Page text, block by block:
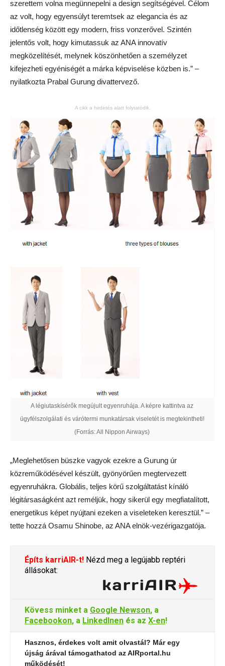
szerettem volna megünnepelni a design segítségével. Célom
az volt, hogy egyensúlyt teremtsek az elegancia és az
időtlenség között egy modern, friss vonzerővel. Szintén
jelentős volt, hogy kimutassuk az ANA innovatív
megközelítését, melynek köszönhetően a személyzet
kifejezheti egyéniségét a márka képviselése közben is.” –
nyilatkozta Prabal Gurung divattervező.
A cikk a hirdetés alatt folytatódik.
A légiutaskísérők megújult egyenruhája. A képre kattintva az
ügyfélszolgálati és várótermi munkatársak viseletét is megtekintheti!
(Forrás: All Nippon Airways)
„Meglehetősen büszke vagyok ezekre a Gurung úr
közreműködésével készült, gyönyörűen megtervezett
egyenruhákra. Globális, teljes körű szolgáltatást kínáló
légitársaságként azt reméljük, hogy sikerül egy megfiatalított,
energetikus képet nyújtani ezeken a viseleteken keresztül.” –
tette hozzá Osamu Shinobe, az ANA elnök-vezérigazgatója.
Építs karriAIR-t! Nézd meg a legújabb reptéri
állásokat:
Kövess minket a Google Newson, a
Facebookon, a LinkedInen és az X-en!
Hasznos, érdekes volt amit olvastál? Már egy
újság árával támogathatod az AIRportal.hu
működését!